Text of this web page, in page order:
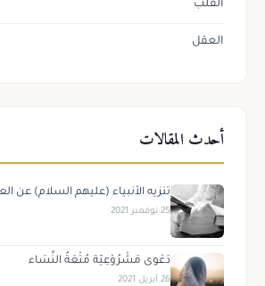
القلب
العقل
أحدث المقالات
تنزيه الأنبياء (عليهم السلام) عن
25 نوفمبر 2021
دَعْوى مَشْرُوْعِيّة مُتْعَةُ النِّسَاء
26 أبريل 2021